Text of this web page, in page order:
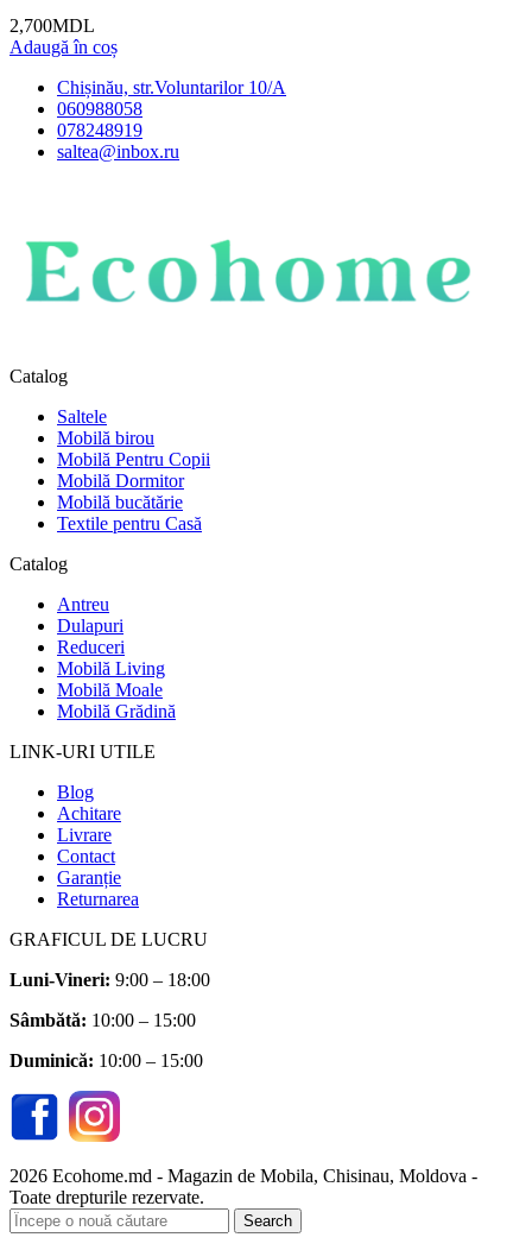
2,700MDL
Adaugă în coș
Chișinău, str.Voluntarilor 10/A
060988058
078248919
saltea@inbox.ru
Catalog
Saltele
Mobilă birou
Mobilă Pentru Copii
Mobilă Dormitor
Mobilă bucătărie
Textile pentru Casă
Catalog
Antreu
Dulapuri
Reduceri
Mobilă Living
Mobilă Moale
Mobilă Grădină
LINK-URI UTILE
Blog
Achitare
Livrare
Contact
Garanție
Returnarea
GRAFICUL DE LUCRU
Luni-Vineri: 9:00 – 18:00
Sâmbătă: 10:00 – 15:00
Duminică: 10:00 – 15:00
2026 Ecohome.md - Magazin de Mobila, Chisinau, Moldova -
Toate drepturile rezervate.
Search